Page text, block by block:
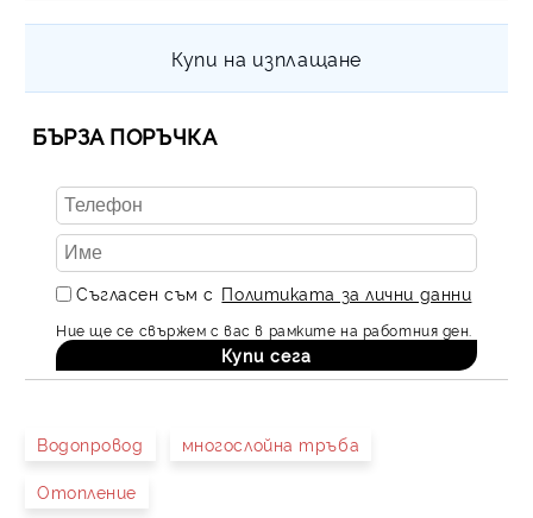
Купи на изплащане
БЪРЗА ПОРЪЧКА
Съгласен съм с Политиката за лични данни
Ние ще се свържем с вас в рамките на работния ден.
Водопровод многослойна тръба
Отопление